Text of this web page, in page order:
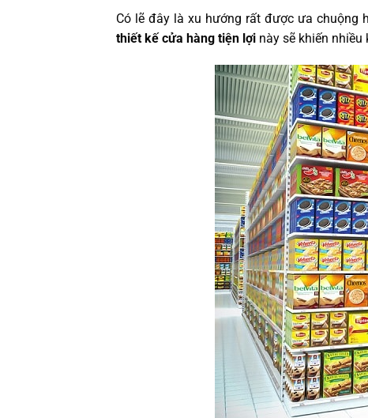
Có lẽ đây là xu hướng rất được ưa chuộng
thiết kế cửa hàng tiện lợi này sẽ khiến